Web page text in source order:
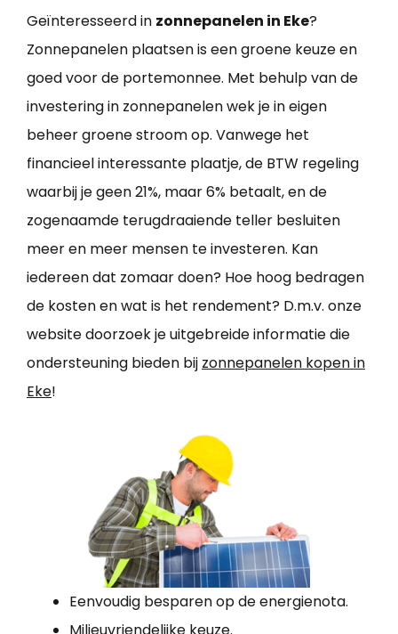
Geïnteresseerd in zonnepanelen in Eke?
Zonnepanelen plaatsen is een groene keuze en
goed voor de portemonnee. Met behulp van de
investering in zonnepanelen wek je in eigen
beheer groene stroom op. Vanwege het
financieel interessante plaatje, de BTW regeling
waarbij je geen 21%, maar 6% betaalt, en de
zogenaamde terugdraaiende teller besluiten
meer en meer mensen te investeren. Kan
iedereen dat zomaar doen? Hoe hoog bedragen
de kosten en wat is het rendement? D.m.v. onze
website doorzoek je uitgebreide informatie die
ondersteuning bieden bij zonnepanelen kopen in
Eke!
Eenvoudig besparen op de energienota.